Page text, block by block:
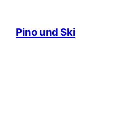
springen
Pino und Ski